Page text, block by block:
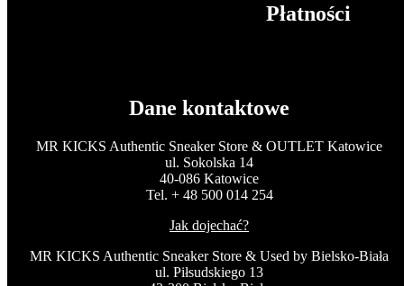
Płatności
Dane kontaktowe
MR KICKS Authentic Sneaker Store & OUTLET Katowice
ul. Sokolska 14
40-086 Katowice
Tel. + 48 500 014 254
Jak dojechać?
MR KICKS Authentic Sneaker Store & Used by Bielsko-Biała
ul. Piłsudskiego 13